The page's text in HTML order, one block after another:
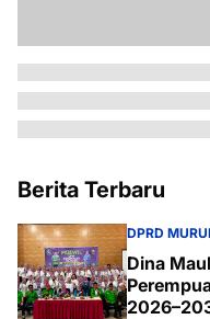
Berita Terbaru
DPRD
Dina